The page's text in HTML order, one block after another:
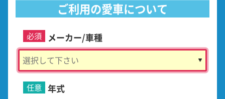
ご利用の愛車について
メーカー/車種
必須
年式
任意